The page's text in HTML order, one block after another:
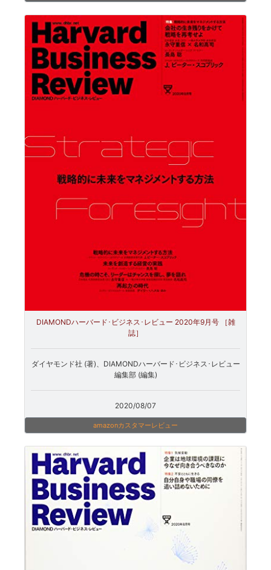
DIAMONDハーバード･ビジネス･レビュー 2020年9月号 ［雑
誌］
ダイヤモンド社 (著)、DIAMONDハーバード･ビジネス･レビュー
編集部 (編集)
2020/08/07
amazonカスタマーレビュー